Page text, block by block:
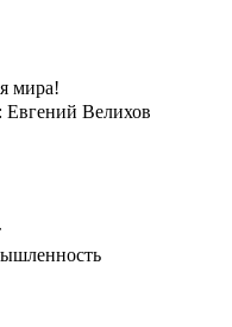
мира!
Евгений Велихов